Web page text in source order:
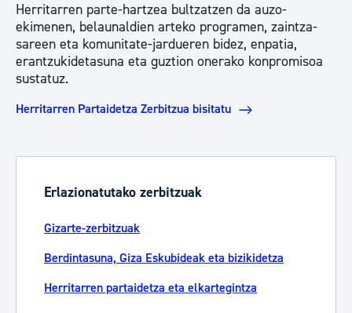
Herritarren parte-hartzea bultzatzen da auzo-
ekimenen, belaunaldien arteko programen, zaintza-
sareen eta komunitate-jardueren bidez, enpatia,
erantzukidetasuna eta guztion onerako konpromisoa
sustatuz.
Herritarren Partaidetza Zerbitzua bisitatu
Erlazionatutako zerbitzuak
Gizarte-zerbitzuak
Berdintasuna, Giza Eskubideak eta bizikidetza
Herritarren partaidetza eta elkartegintza